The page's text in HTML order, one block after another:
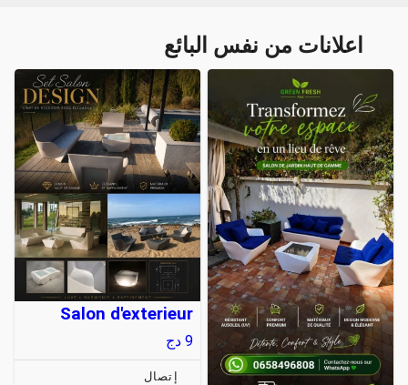
اعلانات من نفس البائع
Salon d'exterieur
9 دج
إتصال